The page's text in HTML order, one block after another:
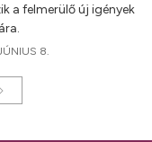
a felmerülő új igények
8.